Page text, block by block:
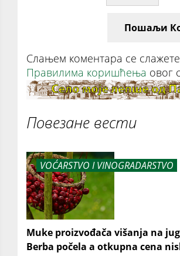
Пошаљи
Слањем коментара се
Правилима коришћења овог
Повезане вести
VOĆARSTVO I VINOGRADARSTVO
Muke proizvođača višanja na
Berba počela a otkupna cena